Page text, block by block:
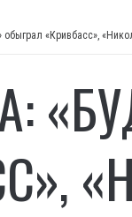
обыграл «Кривбасс»,